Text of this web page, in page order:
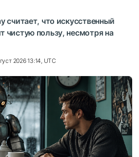
считает, что искусственный
чистую пользу, несмотря на
2026 13:14, UTC